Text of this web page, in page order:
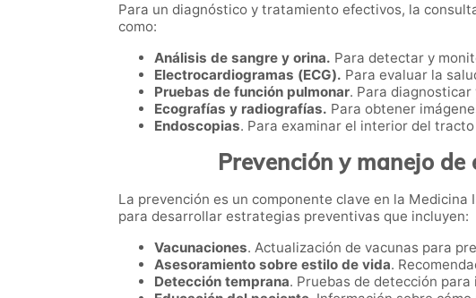
Para un diagnóstico y tratamiento efectivos, la
como:
Análisis de sangre y orina. Para detectar y
Electrocardiogramas (ECG). Para evaluar la
Pruebas de función pulmonar. Para
Ecografías y radiografías. Para obtener
Endoscopias. Para examinar el interior del
Prevención y manejo
La prevención es un componente clave en la
para desarrollar estrategias preventivas que incluyen:
Vacunaciones. Actualización de vacunas para
Asesoramiento sobre estilo de vida.
Detección temprana. Pruebas de detección